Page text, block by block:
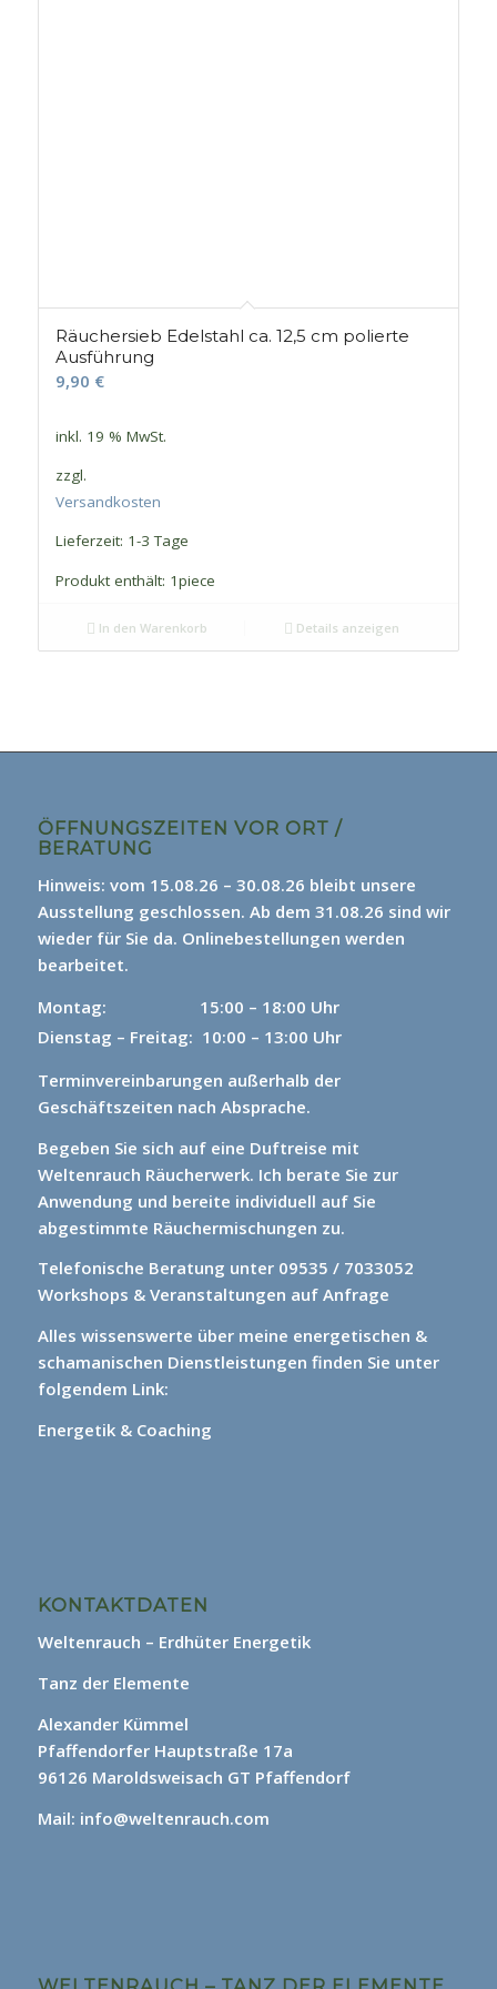
Räuchersieb Edelstahl ca. 12,5 cm polierte
Ausführung
9,90 €
inkl. 19 % MwSt.
zzgl.
Versandkosten
Lieferzeit: 1-3 Tage
Produkt enthält: 1piece
In den Warenkorb Details anzeigen
ÖFFNUNGSZEITEN VOR ORT /
BERATUNG
Hinweis: vom 15.08.26 – 30.08.26 bleibt unsere
Ausstellung geschlossen. Ab dem 31.08.26 sind wir
wieder für Sie da. Onlinebestellungen werden
bearbeitet.
Montag: 15:00 – 18:00 Uhr
Dienstag – Freitag: 10:00 – 13:00 Uhr
Terminvereinbarungen außerhalb der
Geschäftszeiten nach Absprache.
Begeben Sie sich auf eine Duftreise mit
Weltenrauch Räucherwerk. Ich berate Sie zur
Anwendung und bereite individuell auf Sie
abgestimmte Räuchermischungen zu.
Telefonische Beratung unter 09535 / 7033052
Workshops & Veranstaltungen auf Anfrage
Alles wissenswerte über meine energetischen &
schamanischen Dienstleistungen finden Sie unter
folgendem Link:
Energetik & Coaching
KONTAKTDATEN
Weltenrauch – Erdhüter Energetik
Tanz der Elemente
Alexander Kümmel
Pfaffendorfer Hauptstraße 17a
96126 Maroldsweisach GT Pfaffendorf
Mail: info@weltenrauch.com